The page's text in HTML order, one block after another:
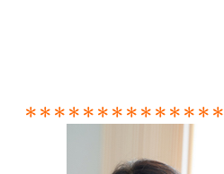
＊＊＊＊＊＊＊＊＊＊＊＊＊＊